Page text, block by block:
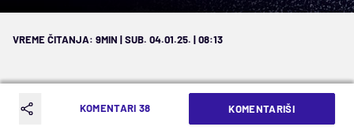
VREME ČITANJA: 9MIN | SUB. 04.01.25. | 08:13
KOMENTARI 38 KOMENTARIŠI